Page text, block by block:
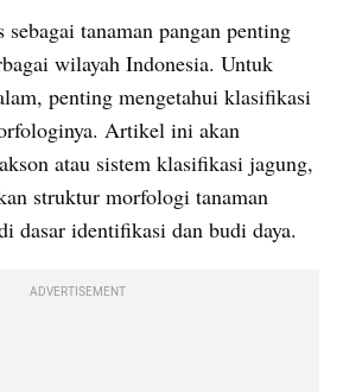
sebagai tanaman pangan penting
wilayah Indonesia. Untuk
penting mengetahui klasifikasi
Artikel ini akan
atau sistem klasifikasi jagung,
struktur morfologi tanaman
dasar identifikasi dan budi daya.
ADVERTISEMENT